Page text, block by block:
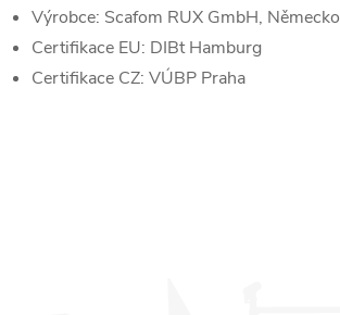
Výrobce: Scafom RUX GmbH, Německo
Certifikace EU: DIBt Hamburg
Certifikace CZ: VÚBP Praha